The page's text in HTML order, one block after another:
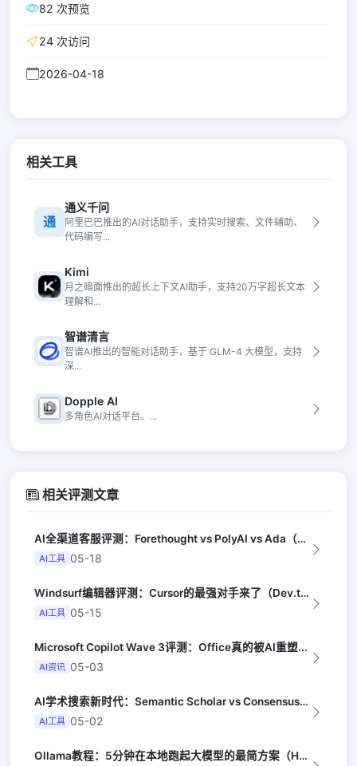
82 次预览
24 次访问
2026-04-18
相关工具
通
通义千问
阿里巴巴推出的AI对话助手，支持实时搜索、文件辅助、
代码编写...
Kimi
月之暗面推出的超长上下文AI助手，支持20万字超长文本
理解和...
智谱清言
智谱AI推出的智能对话助手，基于 GLM-4 大模型，支持
深...
Dopple AI
多角色AI对话平台。...
相关评测文章
AI全渠道客服评测：Forethought vs PolyAI vs Ada（G...
AI工具 05-18
Windsurf编辑器评测：Cursor的最强对手来了（Dev.to）
AI工具 05-15
Microsoft Copilot Wave 3评测：Office真的被AI重塑...
AI资讯 05-03
AI学术搜索新时代：Semantic Scholar vs Consensus ...
AI工具 05-02
Ollama教程：5分钟在本地跑起大模型的最简方案（Hacker News）